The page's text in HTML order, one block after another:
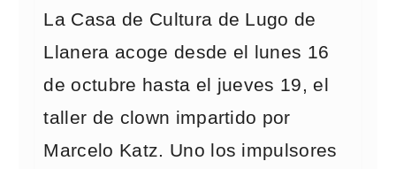
La Casa de Cultura de Lugo de
Llanera acoge desde el lunes 16
de octubre hasta el jueves 19, el
taller de clown impartido por
Marcelo Katz. Uno los impulsores